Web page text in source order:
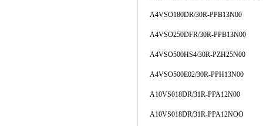
A4VSO180DR/30R-PPB13N00
A4VSO250DFR/30R-PPB13N00
A4VSO500HS4/30R-PZH25N00
A4VSO500E02/30R-PPH13N00
A10VS018DR/31R-PPA12N00
A10VS018DR/31R-PPA12NOO